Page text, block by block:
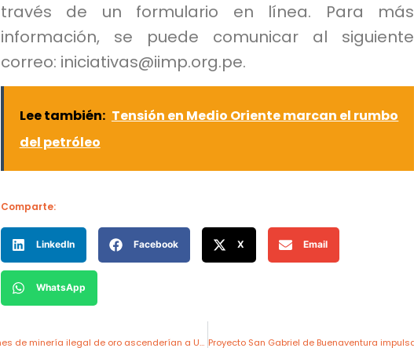
través de un formulario en línea. Para más
información, se puede comunicar al siguiente
correo: iniciativas@iimp.org.pe.
Lee también: Tensión en Medio Oriente marcan el rumbo
del petróleo
Comparte:
LinkedIn Facebook X Email
WhatsApp
Transacciones de minería ilegal de oro ascenderían a US$ 6,000 millones este año